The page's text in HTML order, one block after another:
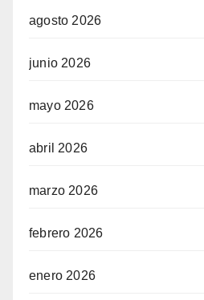
agosto 2026
junio 2026
mayo 2026
abril 2026
marzo 2026
febrero 2026
enero 2026